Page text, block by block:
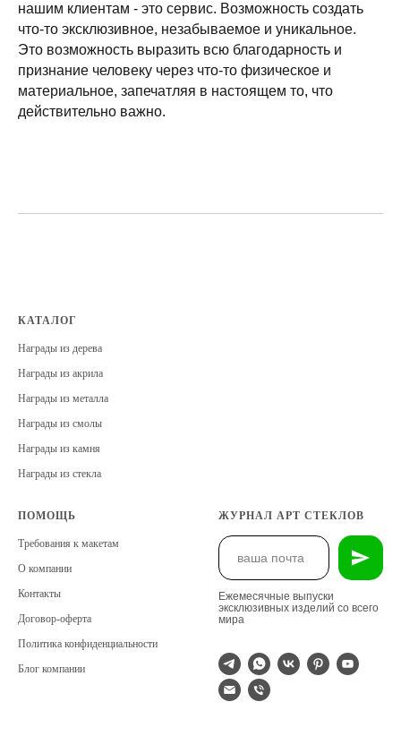
нашим клиентам - это сервис. Возможность создать
что-то эксклюзивное, незабываемое и уникальное.
Это возможность выразить всю благодарность и
признание человеку через что-то физическое и
материальное, запечатляя в настоящем то, что
действительно важно.
КАТАЛОГ
Награды из дерева
Награды из акрила
Награды из металла
Награды из смолы
Награды из камня
Награды из стекла
ПОМОЩЬ
Требования к макетам
О компании
Контакты
Договор-оферта
Политика конфиденциальности
Блог компании
ЖУРНАЛ АРТ СТЕКЛОВ
Ежемесячные выпуски
эксклюзивных изделий со всего
мира